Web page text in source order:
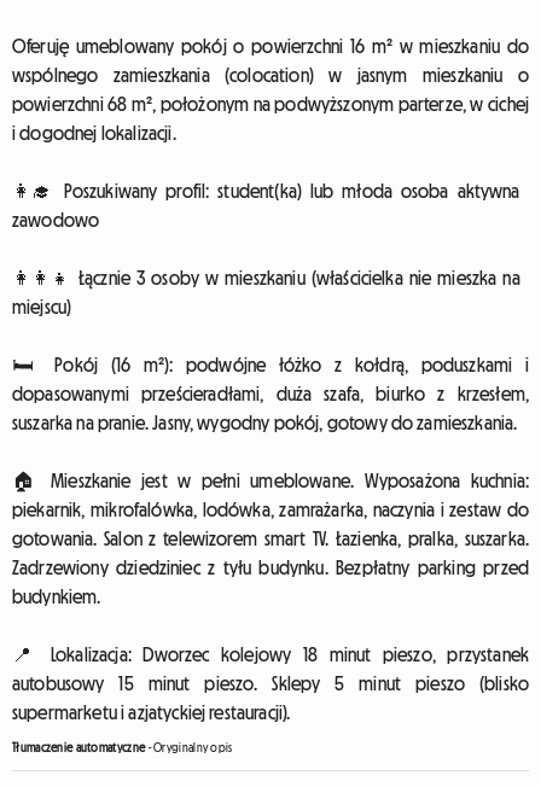
Oferuję umeblowany pokój o powierzchni 16 m² w mieszkaniu do
wspólnego zamieszkania (colocation) w jasnym mieszkaniu o
powierzchni 68 m², położonym na podwyższonym parterze, w cichej
i dogodnej lokalizacji.
👩‍🎓 Poszukiwany profil: student(ka) lub młoda osoba aktywna
zawodowo
👩‍👩‍👧 Łącznie 3 osoby w mieszkaniu (właścicielka nie mieszka na
miejscu)
🛏️ Pokój (16 m²): podwójne łóżko z kołdrą, poduszkami i
dopasowanymi prześcieradłami, duża szafa, biurko z krzesłem,
suszarka na pranie. Jasny, wygodny pokój, gotowy do zamieszkania.
🏠 Mieszkanie jest w pełni umeblowane. Wyposażona kuchnia:
piekarnik, mikrofalówka, lodówka, zamrażarka, naczynia i zestaw do
gotowania. Salon z telewizorem smart TV. Łazienka, pralka, suszarka.
Zadrzewiony dziedziniec z tyłu budynku. Bezpłatny parking przed
budynkiem.
📍 Lokalizacja: Dworzec kolejowy 18 minut pieszo, przystanek
autobusowy 15 minut pieszo. Sklepy 5 minut pieszo (blisko
supermarketu i azjatyckiej restauracji).
Tłumaczenie automatyczne-Oryginalny opis